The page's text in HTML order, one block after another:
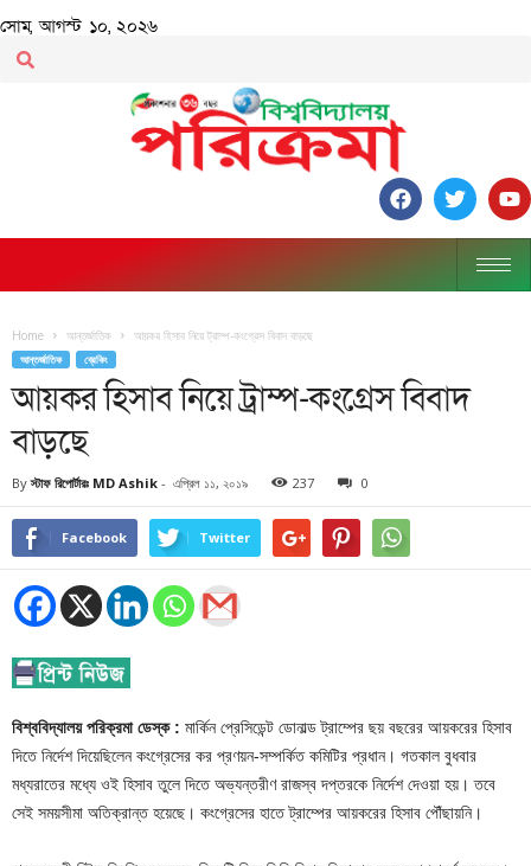
সোম, আগস্ট ১০, ২০২৬
Home আন্তর্জাতিক আয়কর হিসাব নিয়ে ট্রাম্প-কংগ্রেস বিবাদ বাড়ছে
আন্তর্জাতিক ব্রেকিং
আয়কর হিসাব নিয়ে ট্রাম্প-কংগ্রেস বিবাদ
বাড়ছে
By স্টাফ রিপোর্টারঃ MD Ashik - এপ্রিল ১১, ২০১৯ 237 0
Facebook Twitter
বিশ্ববিদ্যালয় পরিক্রমা ডেস্ক : মার্কিন প্রেসিডেন্ট ডোনাল্ড ট্রাম্পের ছয় বছরের আয়করের হিসাব
দিতে নির্দেশ দিয়েছিলেন কংগ্রেসের কর প্রণয়ন-সম্পর্কিত কমিটির প্রধান। গতকাল বুধবার
মধ্যরাতের মধ্যে ওই হিসাব তুলে দিতে অভ্যন্তরীণ রাজস্ব দপ্তরকে নির্দেশ দেওয়া হয়। তবে
সেই সময়সীমা অতিক্রান্ত হয়েছে। কংগ্রেসের হাতে ট্রাম্পের আয়করের হিসাব পৌঁছায়নি।